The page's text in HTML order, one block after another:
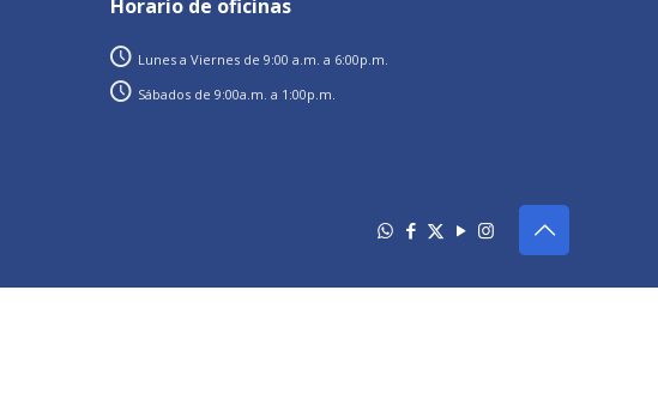
Horario de oficinas
Lunes a Viernes de 9:00 a.m. a 6:00p.m.
Sábados de 9:00a.m. a 1:00p.m.